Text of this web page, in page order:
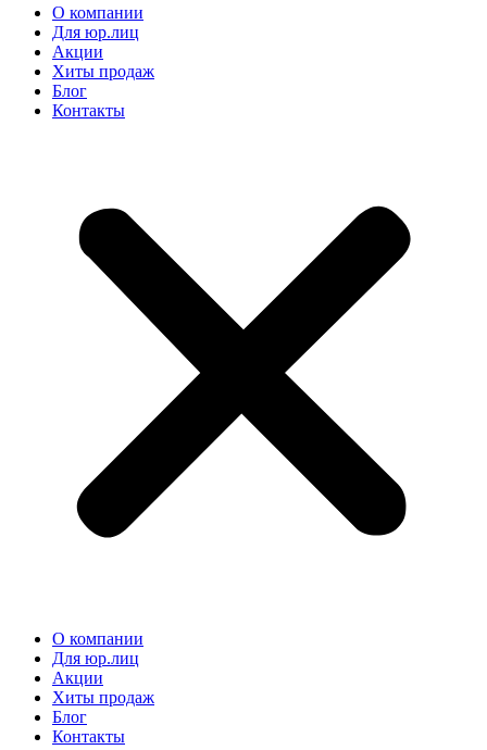
О компании
Для юр.лиц
Акции
Хиты продаж
Блог
Контакты
О компании
Для юр.лиц
Акции
Хиты продаж
Блог
Контакты